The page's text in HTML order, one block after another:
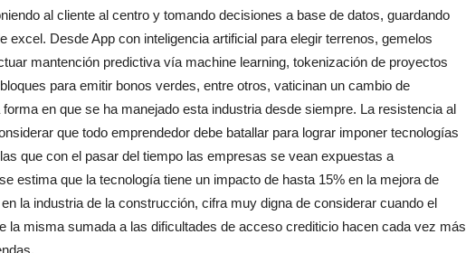
al cliente al centro y tomando decisiones a base de datos, guardando
excel. Desde App con inteligencia artificial para elegir terrenos, gemelos
mantención predictiva vía machine learning, tokenización de proyectos
para emitir bonos verdes, entre otros, vaticinan un cambio de
en que se ha manejado esta industria desde siempre. La resistencia al
que todo emprendedor debe batallar para lograr imponer tecnologías
que con el pasar del tiempo las empresas se vean expuestas a
estima que la tecnología tiene un impacto de hasta 15% en la mejora de
la industria de la construcción, cifra muy digna de considerar cuando el
la misma sumada a las dificultades de acceso crediticio hacen cada vez más